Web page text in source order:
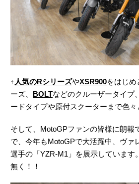
↑ 人気のRシリーズやXSR900をはじめ
ーズ、 BOLTなどのクルーザータイプ、
ードタイプや原付スクーターまで色々
そして、MotoGPファンの皆様に朗報
で、今年もMotoGPで大活躍中、ヴァ
選手の「YZR-M1」を展示しています
無く！！